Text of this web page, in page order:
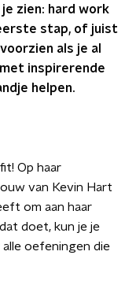
zien: hard work
stap, of juist
als je al
inspirerende
helpen.
Op haar
van Kevin Hart
om aan haar
doet, kun je je
oefeningen die